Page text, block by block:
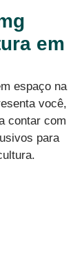
em
espaço na
você,
contar com
para